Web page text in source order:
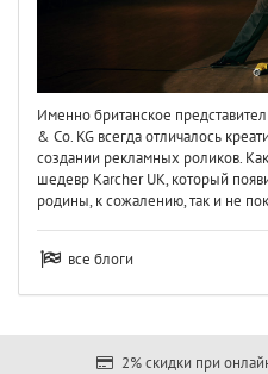
Именно британское
& Co. KG всегда отличалось
создании рекламных роликов.
шедевр Karcher UK, который
родины, к сожалению, так и не
все блоги
2% скидки при